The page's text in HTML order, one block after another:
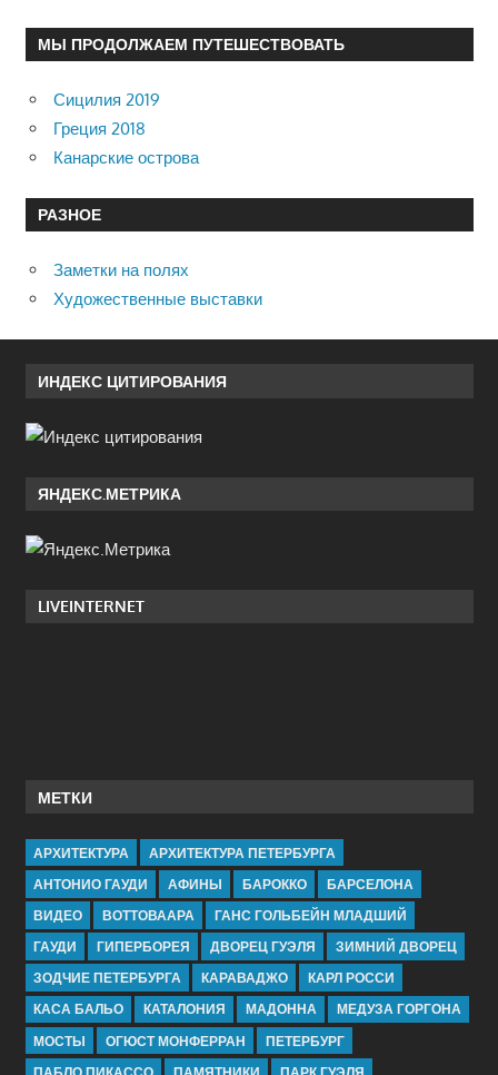
МЫ ПРОДОЛЖАЕМ ПУТЕШЕСТВОВАТЬ
Сицилия 2019
Греция 2018
Канарские острова
РАЗНОЕ
Заметки на полях
Художественные выставки
ИНДЕКС ЦИТИРОВАНИЯ
ЯНДЕКС.МЕТРИКА
LIVEINTERNET
МЕТКИ
АРХИТЕКТУРА
АРХИТЕКТУРА ПЕТЕРБУРГА
АНТОНИО ГАУДИ
АФИНЫ БАРОККО
БАРСЕЛОНА
ВИДЕО
ВОТТОВААРА
ГАНС ГОЛЬБЕЙН МЛАДШИЙ
ГАУДИ
ГИПЕРБОРЕЯ ДВОРЕЦ ГУЭЛЯ
ЗИМНИЙ ДВОРЕЦ
ЗОДЧИЕ ПЕТЕРБУРГА
КАРАВАДЖО
КАРЛ РОССИ
КАСА БАЛЬО
КАТАЛОНИЯ МАДОННА
МЕДУЗА ГОРГОНА
МОСТЫ
ОГЮСТ МОНФЕРРАН
ПЕТЕРБУРГ